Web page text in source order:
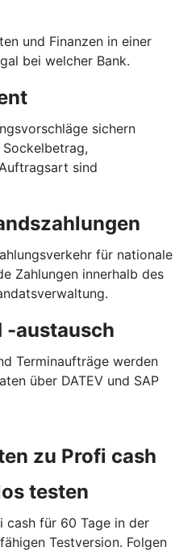
und Finanzen in einer
bei welcher Bank.
sichern
sind
für nationale
Zahlungen innerhalb des
-austausch
Terminaufträge werden
über DATEV und SAP
zu Profi cash
testen
cash für 60 Tage in der
Testversion. Folgen